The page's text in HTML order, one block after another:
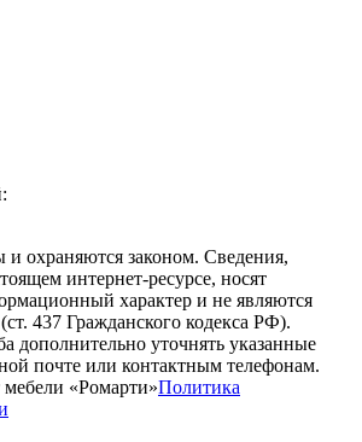
охраняются законом. Сведения,
интернет-ресурсе, носят
характер и не являются
437 Гражданского кодекса РФ).
дополнительно уточнять указанные
почте или контактным телефонам.
«Ромарти»Политика